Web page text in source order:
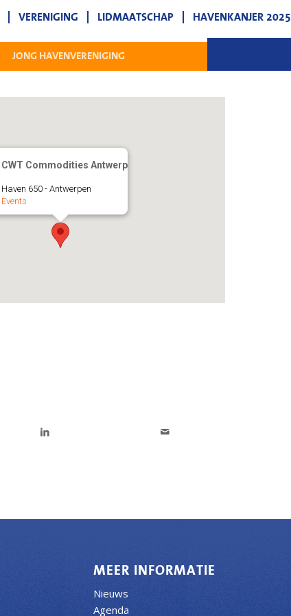
JONG HAVENVERENIGING
VERENIGING LIDMAATSCHAP HAVENKANJER 2025
CWT Commodities Antwerp
Haven 650 - Antwerpen
Events
MEER INFORMATIE
Nieuws
Agenda